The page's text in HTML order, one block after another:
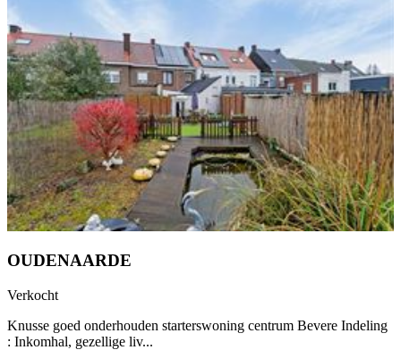
OUDENAARDE
Verkocht
Knusse goed onderhouden starterswoning centrum Bevere Indeling
: Inkomhal, gezellige liv...